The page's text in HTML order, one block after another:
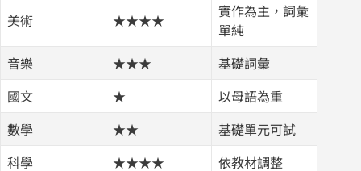
美術 ★★★★
實作為主，詞彙
單純
音樂 ★★★ 基礎詞彙
國文 ★ 以母語為重
數學 ★★ 基礎單元可試
科學 ★★★★ 依教材調整